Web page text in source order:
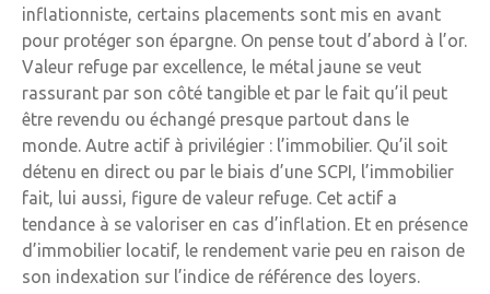
inflationniste, certains placements sont mis en avant
pour protéger son épargne. On pense tout d’abord à l’or.
Valeur refuge par excellence, le métal jaune se veut
rassurant par son côté tangible et par le fait qu’il peut
être revendu ou échangé presque partout dans le
monde. Autre actif à privilégier : l’immobilier. Qu’il soit
détenu en direct ou par le biais d’une SCPI, l’immobilier
fait, lui aussi, figure de valeur refuge. Cet actif a
tendance à se valoriser en cas d’inflation. Et en présence
d’immobilier locatif, le rendement varie peu en raison de
son indexation sur l’indice de référence des loyers.